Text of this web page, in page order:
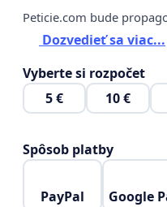
Peticie.com bude
Dozvedieť sa viac...
Vyberte si rozpočet
5 €
10 €
Spôsob platby
PayPal Google